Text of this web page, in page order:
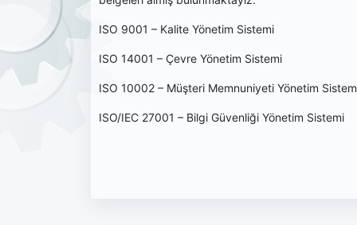
ISO 9001 – Kalite Yönetim Sistemi
ISO 14001 – Çevre Yönetim Sistemi
ISO 10002 – Müşteri Memnuniyeti Yönetim
ISO/IEC 27001 – Bilgi Güvenliği Yönetim Sistemi